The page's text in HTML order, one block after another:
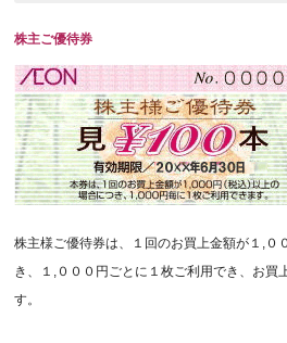
株主ご優待券
株主様ご優待券は、１回のお買上金額が１,０
き、１,０００円ごとに１枚ご利用でき、お買
す。